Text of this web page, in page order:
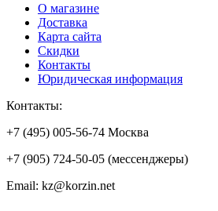
О магазине
Доставка
Карта сайта
Скидки
Контакты
Юридическая информация
Контакты:
+7 (495) 005-56-74 Москва
+7 (905) 724-50-05 (мессенджеры)
Email: kz@korzin.net